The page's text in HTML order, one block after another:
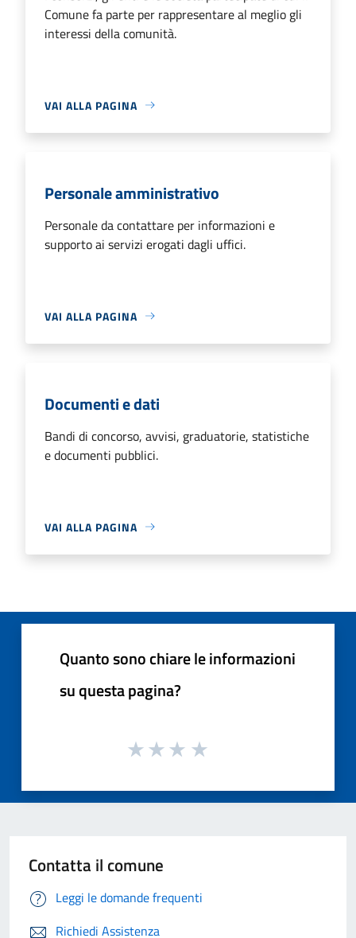
Comune fa parte per rappresentare al meglio gli
interessi della comunità.
VAI ALLA PAGINA
Personale amministrativo
Personale da contattare per informazioni e
supporto ai servizi erogati dagli uffici.
VAI ALLA PAGINA
Documenti e dati
Bandi di concorso, avvisi, graduatorie, statistiche
e documenti pubblici.
VAI ALLA PAGINA
Quanto sono chiare le informazioni
su questa pagina?
Contatta il comune
Leggi le domande frequenti
Richiedi Assistenza